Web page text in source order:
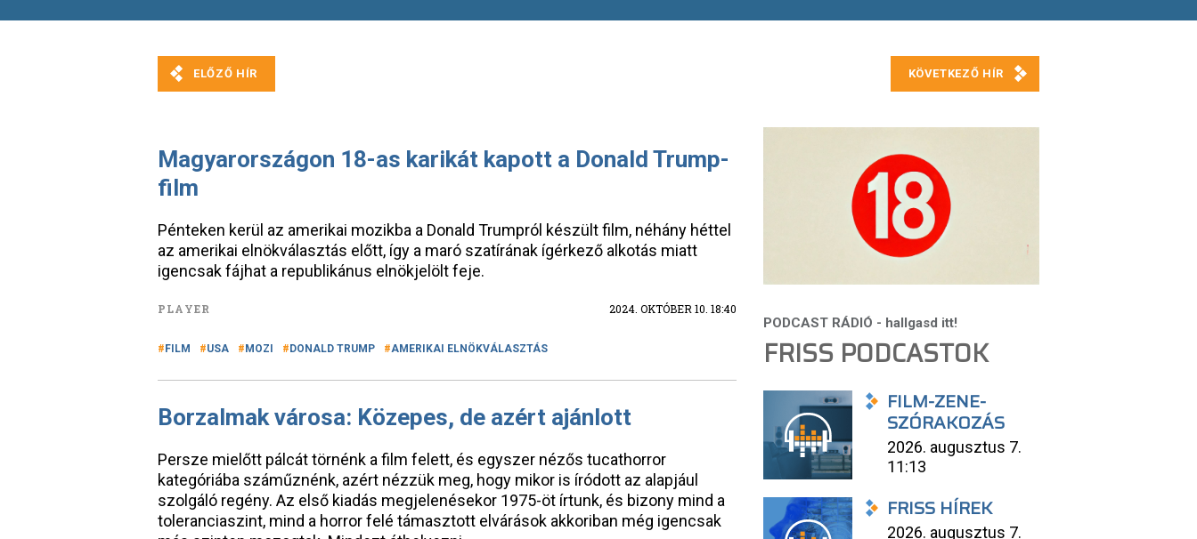
Magyarországon 18-as karikát kapott a Donald Trump-
film
Pénteken kerül az amerikai mozikba a Donald Trumpról készült film, néhány héttel
az amerikai elnökválasztás előtt, így a maró szatírának ígérkező alkotás miatt
igencsak fájhat a republikánus elnökjelölt feje.
PLAYER 2024. OKTÓBER 10. 18:40
FILM USA MOZI DONALD TRUMP AMERIKAI ELNÖKVÁLASZTÁS
Borzalmak városa: Közepes, de azért ajánlott
Persze mielőtt pálcát törnénk a film felett, és egyszer nézős tucathorror
kategóriába száműznénk, azért nézzük meg, hogy mikor is íródott az alapjául
szolgáló regény. Az első kiadás megjelenésekor 1975-öt írtunk, és bizony mind a
toleranciaszint, mind a horror felé támasztott elvárások akkoriban még igencsak
FRISS PODCASTOK
FILM-ZENE-
SZÓRAKOZÁS
2026. augusztus 7.
11:13
FRISS HÍREK
2026. augusztus 7.